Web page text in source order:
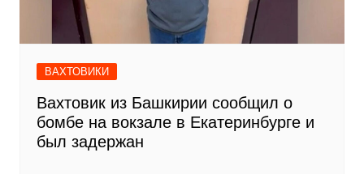
ВАХТОВИКИ
Вахтовик из Башкирии сообщил о
бомбе на вокзале в Екатеринбурге и
был задержан